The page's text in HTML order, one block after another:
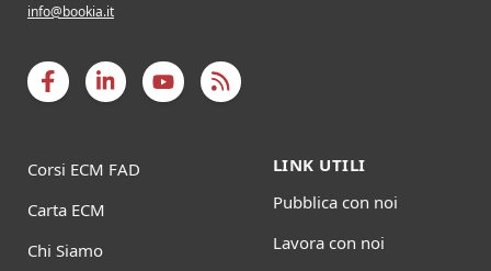
info@bookia.it
Corsi ECM FAD
Carta ECM
Chi Siamo
LINK UTILI
Pubblica con noi
Lavora con noi